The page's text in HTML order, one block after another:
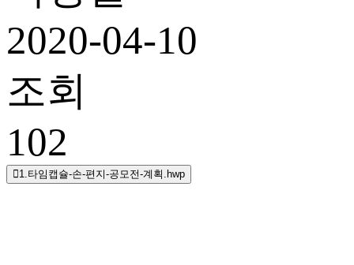
2020-04-10
조회
102
1.타임캡슐-손-편지-공모전-계획.hwp